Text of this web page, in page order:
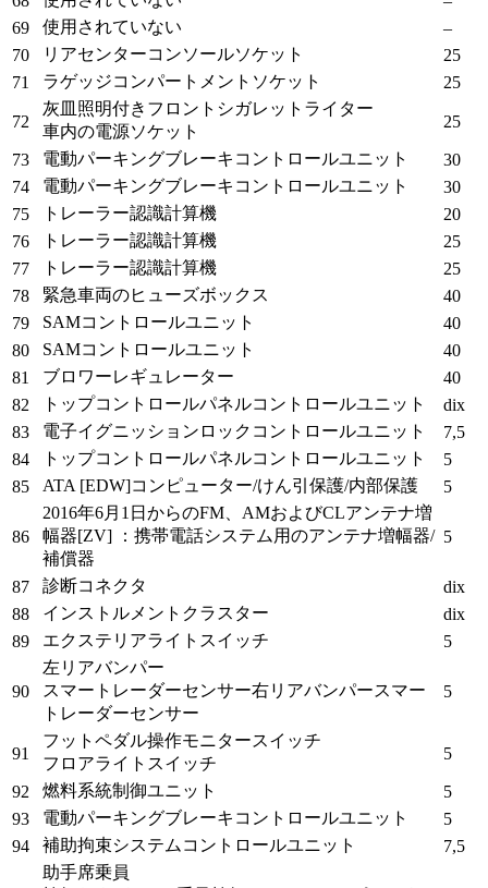
69
使用されていない
–
70
リアセンターコンソールソケット
25
71
ラゲッジコンパートメントソケット 25
72
灰皿照明付きフロントシガレットライター
車内の電源ソケット
25
73 電動パーキングブレーキコントロールユニット
30
74
電動パーキングブレーキコントロールユニット
30
75
トレーラー認識計算機
20
76
トレーラー認識計算機
25
77
トレーラー認識計算機
25
78
緊急車両のヒューズボックス
40
79
SAMコントロールユニット
40
80
SAMコントロールユニット
40
81
ブロワーレギュレーター
40
82
トップコントロールパネルコントロールユニット
dix
83
電子イグニッションロックコントロールユニット
7,5
84
トップコントロールパネルコントロールユニット
5
85
ATA [EDW]コンピューター/けん引保護/内部保護 5
86
2016年6月1日からのFM、AMおよびCLアンテナ増
幅器[ZV]
：携帯電話システム用のアンテナ増幅器/
補償器
5
87 診断コネクタ
dix
88
インストルメントクラスター
dix
89
エクステリアライトスイッチ 5
90
左リアバンパー
スマートレーダーセンサー右リアバンパースマー
トレーダーセンサー
5
91
フットペダル操作モニタースイッチ
フロアライト スイッチ
5
92 燃料系統制御ユニット
5
93
電動パーキングブレーキコントロールユニット
5
94
補助拘束システムコントロールユニット 7,5
助手席乗員